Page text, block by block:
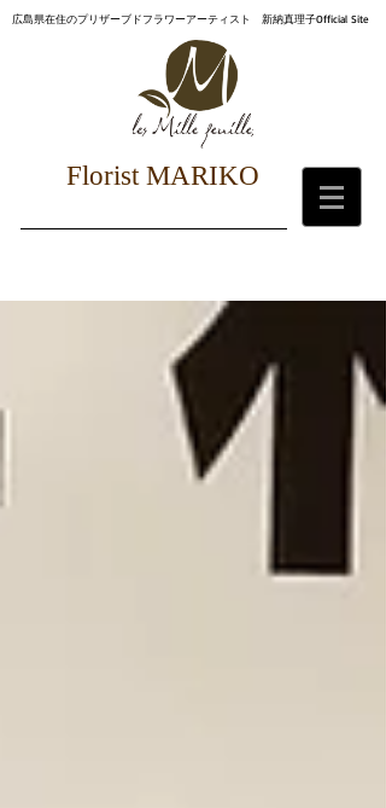
Florist MARIKO
広島県在住のプリザーブドフラワーアーティスト 新納真理子Official Site